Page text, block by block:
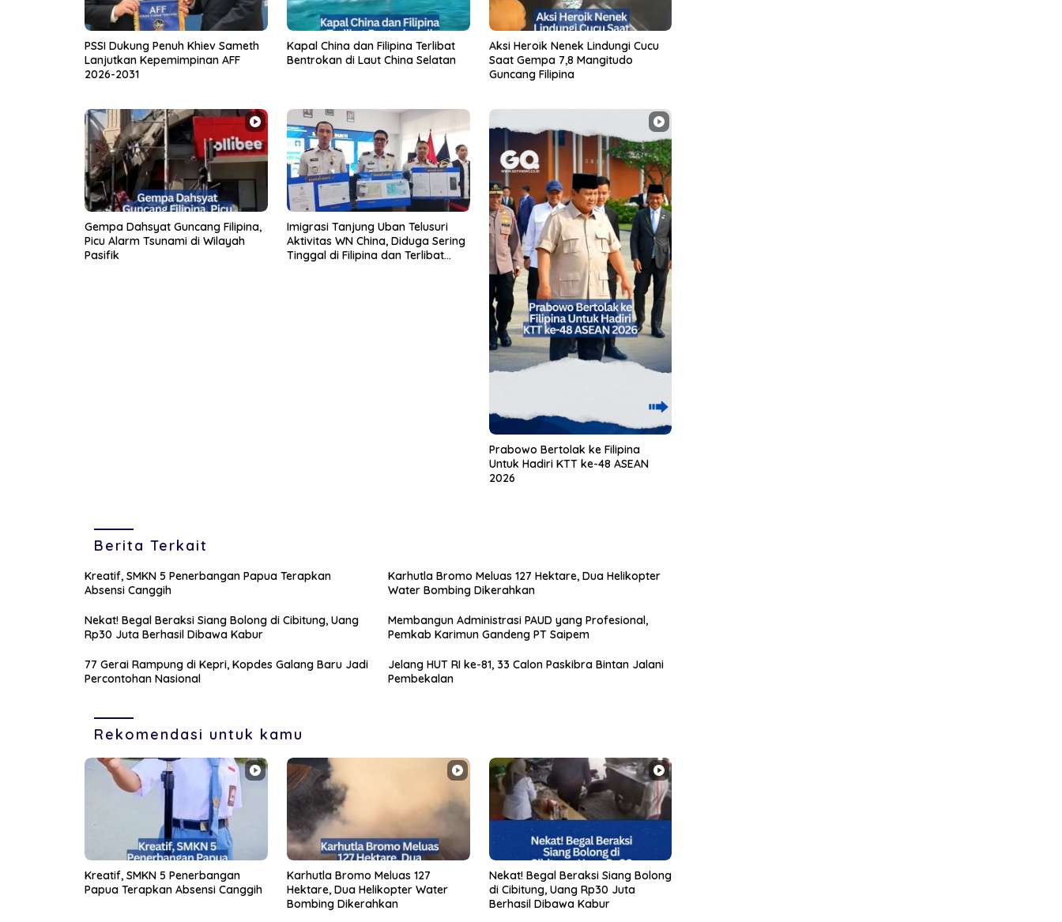
PSSI Dukung Penuh Khiev Sameth
Lanjutkan Kepemimpinan AFF
2026-2031
Kapal China dan Filipina Terlibat
Bentrokan di Laut China Selatan
Aksi Heroik Nenek Lindungi Cucu
Saat Gempa 7,8 Mangitudo
Guncang Filipina
Gempa Dahsyat Guncang Filipina,
Picu Alarm Tsunami di Wilayah
Pasifik
Imigrasi Tanjung Uban Telusuri
Aktivitas WN China, Diduga Sering
Tinggal di Filipina dan Terlibat
Prabowo Bertolak ke Filipina
Untuk Hadiri KTT ke-48 ASEAN
2026
Berita Terkait
Kreatif, SMKN 5 Penerbangan Papua Terapkan
Absensi Canggih
Karhutla Bromo Meluas 127 Hektare, Dua Helikopter
Water Bombing Dikerahkan
Nekat! Begal Beraksi Siang Bolong di Cibitung, Uang
Rp30 Juta Berhasil Dibawa Kabur
Membangun Administrasi PAUD yang Profesional,
Pemkab Karimun Gandeng PT Saipem
77 Gerai Rampung di Kepri, Kopdes Galang Baru Jadi
Percontohan Nasional
Jelang HUT RI ke-81, 33 Calon Paskibra Bintan Jalani
Pembekalan
Rekomendasi untuk kamu
Kreatif, SMKN 5 Penerbangan
Papua Terapkan Absensi Canggih
Karhutla Bromo Meluas 127
Hektare, Dua Helikopter Water
Bombing Dikerahkan
Nekat! Begal Beraksi Siang Bolong
di Cibitung, Uang Rp30 Juta
Berhasil Dibawa Kabur